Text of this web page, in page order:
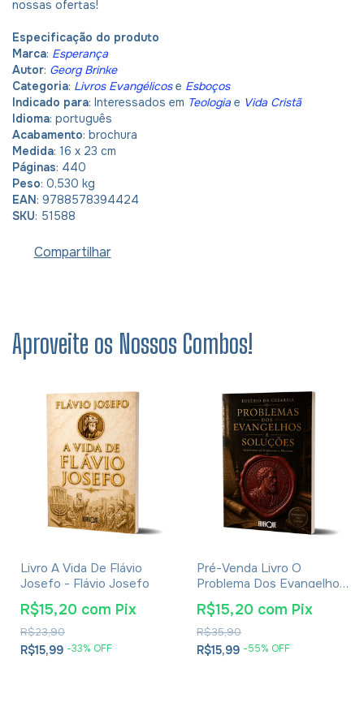
nossas ofertas!
Especificação do produto
Marca: Esperança
Autor: Georg Brinke
Categoria: Livros Evangélicose Esboços
Indicado para: Interessados em Teologia e Vida Cristã
Idioma: português
Acabamento: brochura
Medida: 16 x 23 cm
Páginas: 440
Peso: 0,530 kg
EAN: 9788578394424
SKU: 51588
Compartilhar
Aproveite os Nossos Combos!
Livro A Vida De Flávio
Josefo - Flávio Josefo
R$15,99 -33% OFF
R$23,90
R$15,20 com Pix
Pré-Venda Livro O
Problema Dos Evangelhos
E Soluções- Eusébio De
Cesareia
R$15,99 -55% OFF
R$35,90
R$15,20 com Pix